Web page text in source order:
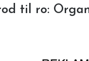
til ro: